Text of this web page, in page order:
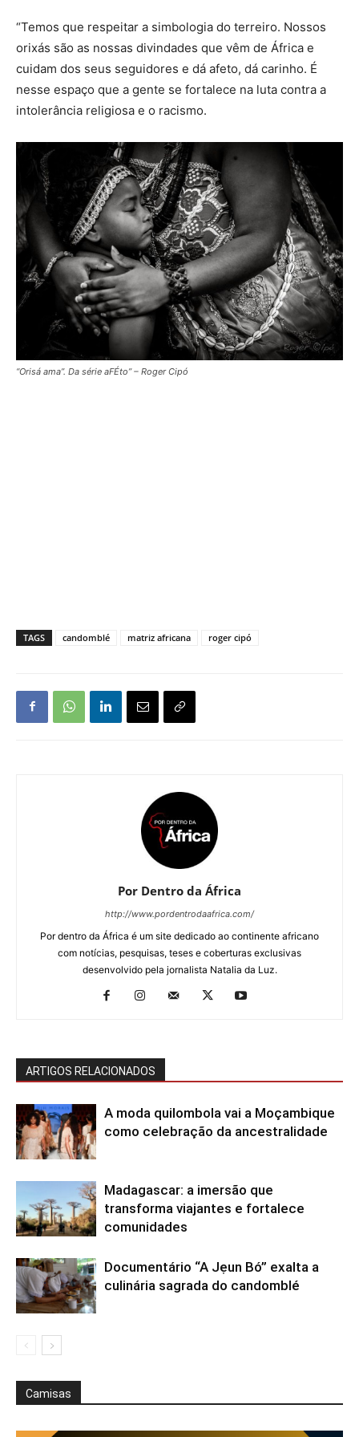
“Temos que respeitar a simbologia do terreiro. Nossos
orixás são as nossas divindades que vêm de África e
cuidam dos seus seguidores e dá afeto, dá carinho. É
nesse espaço que a gente se fortalece na luta contra a
intolerância religiosa e o racismo.
“Orisá ama”. Da série aFÉto” – Roger Cipó
TAGS candomblé matriz africana roger cipó
Por Dentro da África
http://www.pordentrodaafrica.com/
Por dentro da África é um site dedicado ao continente africano
com notícias, pesquisas, teses e coberturas exclusivas
desenvolvido pela jornalista Natalia da Luz.
ARTIGOS RELACIONADOS
A moda quilombola vai a Moçambique
como celebração da ancestralidade
Madagascar: a imersão que
transforma viajantes e fortalece
comunidades
Documentário “A Jẹun Bó” exalta a
culinária sagrada do candomblé
Camisas